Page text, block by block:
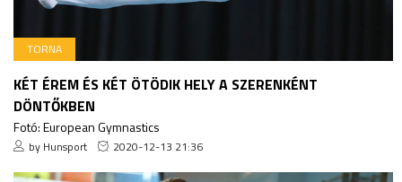
TORNA
KÉT ÉREM ÉS KÉT ÖTÖDIK HELY A SZERENKÉNT
DÖNTŐKBEN
Fotó: European Gymnastics
by Hunsport 2020-12-13 21:36